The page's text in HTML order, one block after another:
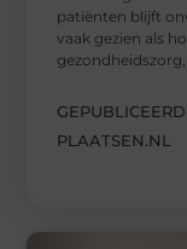
patiënten blijft
vaak gezien als
PLAATSEN.NL